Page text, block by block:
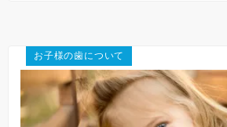
お子様の歯について